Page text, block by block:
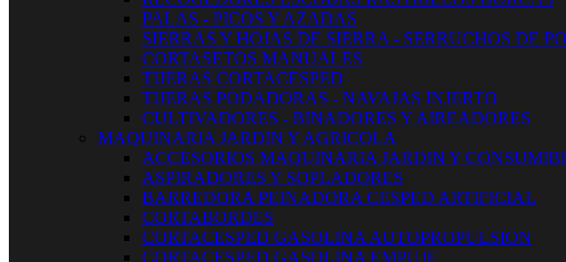
PALAS - PICOS Y AZADAS
SIERRAS Y HOJAS DE SIERRA - SERRUCHOS DE
CORTASETOS MANUALES
TIJERAS CORTACESPED
TIJERAS PODADORAS - NAVAJAS INJERTO
CULTIVADORES - BINADORES Y AIREADORES
MAQUINARIA JARDIN Y AGRICOLA
ACCESORIOS MAQUINARIA JARDIN Y
ASPIRADORES Y SOPLADORES
BARREDORA PEINADORA CESPED ARTIFICIAL
CORTABORDES
CORTACESPED GASOLINA AUTOPROPULSION
CORTACESPED GASOLINA EMPUJE